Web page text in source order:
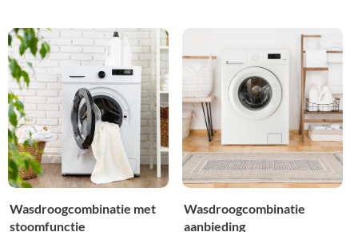
Wasdroogcombinatie met
stoomfunctie
Wasdroogcombinatie
aanbieding